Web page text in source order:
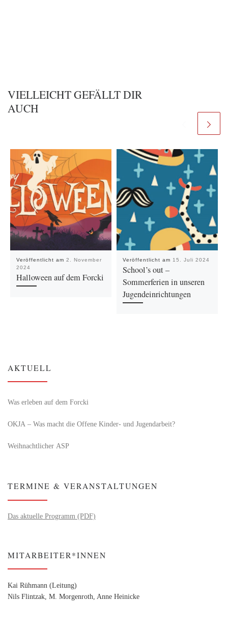
VIELLEICHT GEFÄLLT DIR
AUCH
Veröffentlicht am 2. November
2024
Halloween auf dem Forcki
Veröffentlicht am 15. Juli 2024
School’s out –
Sommerferien in unseren
Jugendeinrichtungen
AKTUELL
Was erleben auf dem Forcki
OKJA – Was macht die Offene Kinder- und Jugendarbeit?
Weihnachtlicher ASP
TERMINE & VERANSTALTUNGEN
Das aktuelle Programm (PDF)
MITARBEITER*INNEN
Kai Rühmann (Leitung)
Nils Flintzak, M. Morgenroth, Anne Heinicke